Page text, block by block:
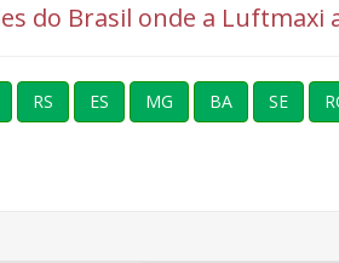
do Brasil onde a
RS ES MG BA SE